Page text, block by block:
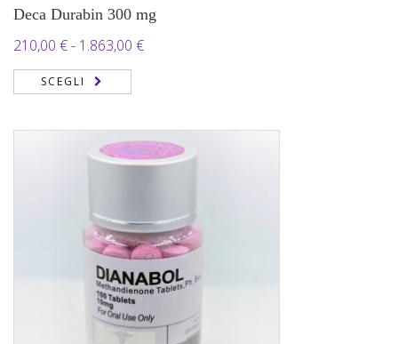
Deca Durabin 300 mg
210,00 €- 1.863,00 €Fascia
210,00 €
SCEGLI